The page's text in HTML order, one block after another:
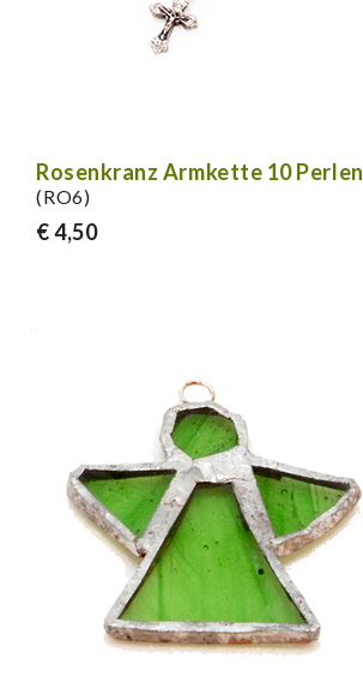
Rosenkranz Armkette 10 Perlen
(RO6)
€ 4,50